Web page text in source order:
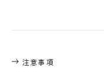
注意事項